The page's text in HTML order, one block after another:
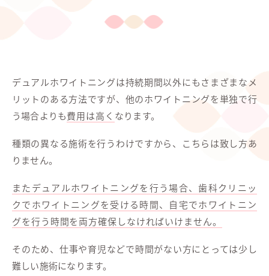
デュアルホワイトニングは持続期間以外にもさまざまなメ
リットのある方法ですが、他のホワイトニングを単独で行
う場合よりも費用は高く なります。
種類の異なる施術を行うわけですから、こちらは致し方あ
りません。
またデュアルホワイトニングを行う場合、歯科クリニッ
クでホワイトニングを受ける時間、自宅でホワイトニン
グを行う時間を両方確保しなければいけません。
そのため、仕事や育児などで時間がない方にとっては少し
難しい施術になります。